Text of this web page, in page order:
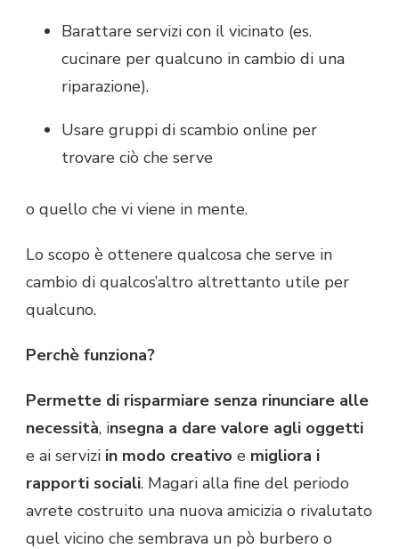
Barattare servizi con il vicinato (es.
cucinare per qualcuno in cambio di una
riparazione).
Usare gruppi di scambio online per
trovare ciò che serve
o quello che vi viene in mente.
Lo scopo è ottenere qualcosa che serve in
cambio di qualcos’altro altrettanto utile per
qualcuno.
Perchè funziona?
Permette di risparmiare senza rinunciare alle
necessità, insegna a dare valore agli oggetti
e ai servizi in modo creativo e migliora i
rapporti sociali. Magari alla fine del periodo
avrete costruito una nuova amicizia o rivalutato
quel vicino che sembrava un pò burbero o